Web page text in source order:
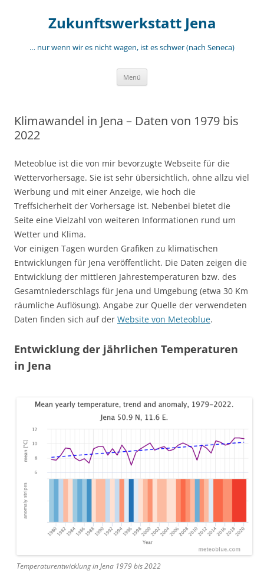
springenZukunftswerkstatt Jena
… nur wenn wir es nicht wagen, ist es schwer (nach Seneca)
Menü
Klimawandel in Jena – Daten von 1979 bis
2022
Meteoblue ist die von mir bevorzugte Webseite für die
Wettervorhersage. Sie ist sehr übersichtlich, ohne allzu viel
Werbung und mit einer Anzeige, wie hoch die
Treffsicherheit der Vorhersage ist. Nebenbei bietet die
Seite eine Vielzahl von weiteren Informationen rund um
Wetter und Klima.
Vor einigen Tagen wurden Grafiken zu klimatischen
Entwicklungen für Jena veröffentlicht. Die Daten zeigen die
Entwicklung der mittleren Jahrestemperaturen bzw. des
Gesamtniederschlags für Jena und Umgebung (etwa 30 Km
räumliche Auflösung). Angabe zur Quelle der verwendeten
Daten finden sich auf der Website von Meteoblue.
Entwicklung der jährlichen Temperaturen
in Jena
Temperaturentwicklung in Jena 1979 bis 2022